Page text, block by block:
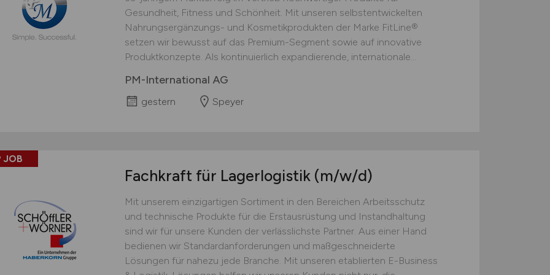
Gesundheit, Fitness und Schönheit. Mit unseren selbstentwickelten
Nahrungsergänzungs- und Kosmetikprodukten der Marke FitLine®
setzen wir bewusst auf das Premium-Segment sowie auf innovative
Produktkonzepte. Als kontinuierlich expandierende, internationale...
PM-International AG
gestern Speyer
JOB
Fachkraft für Lagerlogistik (m/w/d)
Mit unserem einzigartigen Sortiment in den Bereichen Arbeitsschutz
und technische Produkte für die Erstausrüstung und Instandhaltung
sind wir für unsere Kunden der verlässlichste Partner. Aus einer Hand
bedienen wir Standardanforderungen und maßgeschneiderte
Lösungen für nahezu jede Branche. Mit unseren etablierten E-Business